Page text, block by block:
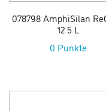
078798 AmphiSilan
12 5 L
0 Punkte